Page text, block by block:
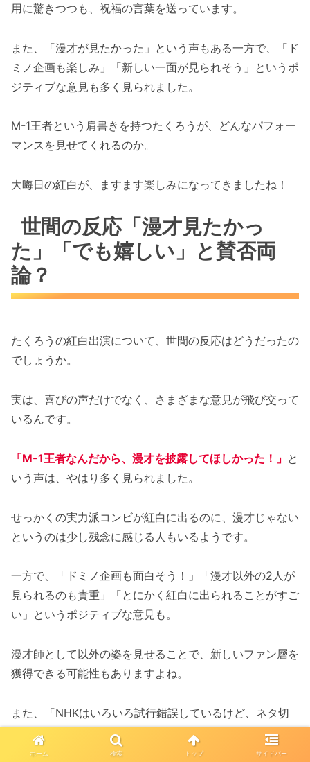
用に驚きつつも、祝福の言葉を送っています。
また、「漫才が見たかった」という声もある一方で、「ド
ミノ企画も楽しみ」「新しい一面が見られそう」というポ
ジティブな意見も多く見られました。
M-1王者という肩書きを持つたくろうが、どんなパフォー
マンスを見せてくれるのか。
大晦日の紅白が、ますます楽しみになってきましたね！
世間の反応「漫才見たかっ
た」「でも嬉しい」と賛否両
論？
たくろうの紅白出演について、世間の反応はどうだったの
でしょうか。
実は、喜びの声だけでなく、さまざまな意見が飛び交って
いるんです。
「M-1王者なんだから、漫才を披露してほしかった！」 と
いう声は、やはり多く見られました。
せっかくの実力派コンビが紅白に出るのに、漫才じゃない
というのは少し残念に感じる人もいるようです。
一方で、「ドミノ企画も面白そう！」「漫才以外の2人が
見られるのも貴重」「とにかく紅白に出られることがすご
い」というポジティブな意見も。
漫才師として以外の姿を見せることで、新しいファン層を
獲得できる可能性もありますよね。
また、「NHKはいろいろ試行錯誤しているけど、ネタ切
れ感もあるな」という冷静な意見も。
ホーム 検索 トップ サイドバー